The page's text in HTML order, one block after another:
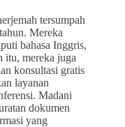
tersumpah
Mereka
bahasa Inggris,
itu, mereka juga
konsultasi gratis
layanan
Madani
dokumen
yang